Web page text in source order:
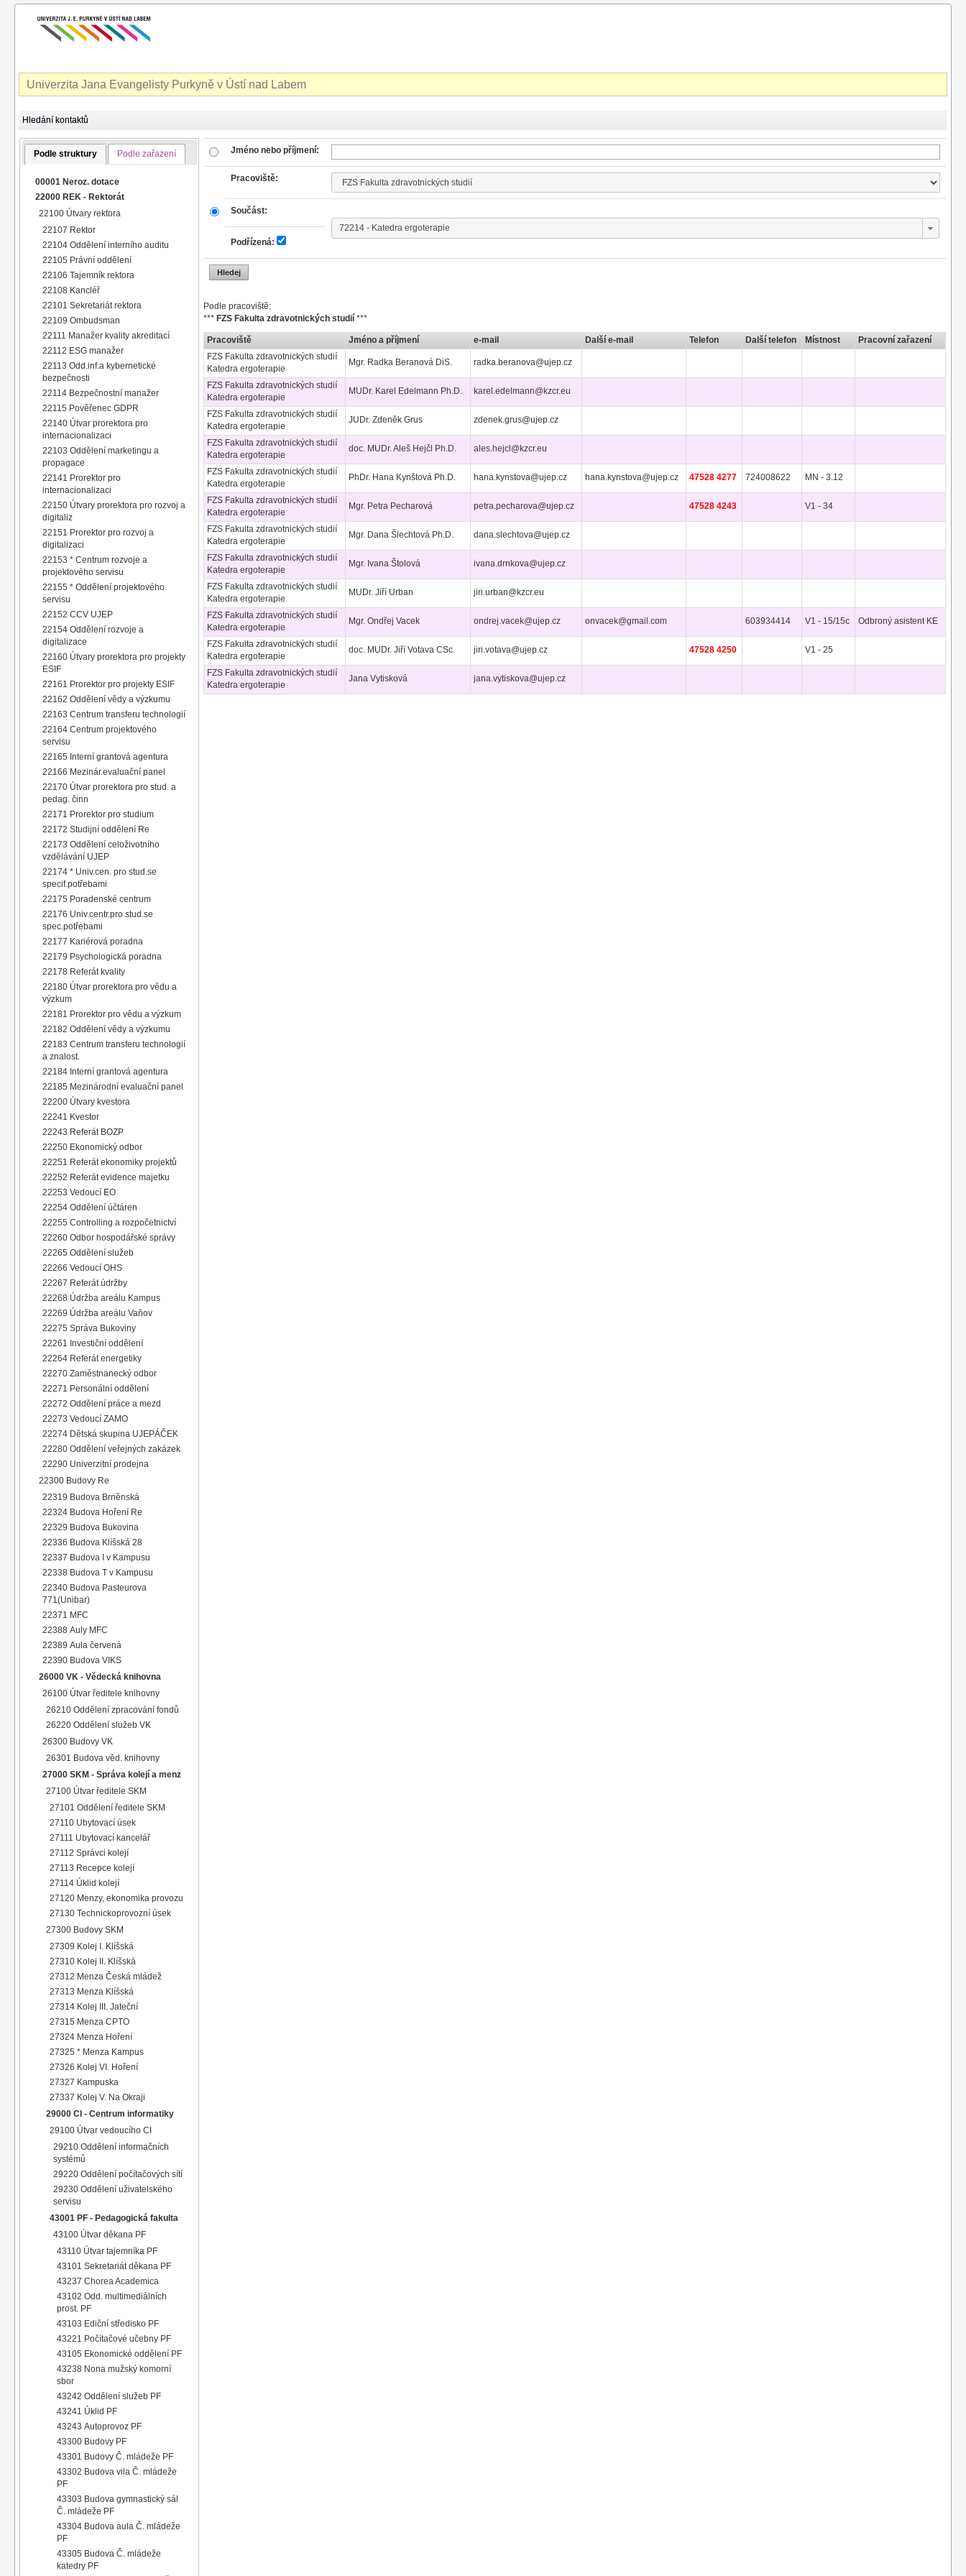
Univerzita Jana Evangelisty Purkyně v Ústí nad Labem
Hledání kontaktů
Podle struktury Podle zařazení
00001 Neroz. dotace
22000 REK - Rektorát
22100 Útvary rektora
22107 Rektor
22104 Oddělení interního auditu
22105 Právní oddělení
22106 Tajemník rektora
22108 Kancléř
22101 Sekretariát rektora
22109 Ombudsman
22111 Manažer kvality akreditací
22112 ESG manažer
22113 Odd.inf.a kybernetické
bezpečnosti
22114 Bezpečnostní manažer
22115 Pověřenec GDPR
22140 Útvar prorektora pro
internacionalizaci
22103 Oddělení marketingu a
propagace
22141 Prorektor pro
internacionalizaci
22150 Útvary prorektora pro rozvoj a
digitaliz
22151 Prorektor pro rozvoj a
digitalizaci
22153 * Centrum rozvoje a
projektového servisu
22155 * Oddělení projektového
servisu
22152 CCV UJEP
22154 Oddělení rozvoje a
digitalizace
22160 Útvary prorektora pro projekty
ESIF
22161 Prorektor pro projekty ESIF
22162 Oddělení vědy a výzkumu
22163 Centrum transferu technologií
22164 Centrum projektového
servisu
22165 Interní grantová agentura
22166 Mezinár.evaluační panel
22170 Útvar prorektora pro stud. a
pedag. činn
22171 Prorektor pro studium
22172 Studijní oddělení Re
22173 Oddělení celoživotního
vzdělávání UJEP
22174 * Univ.cen. pro stud.se
specif.potřebami
22175 Poradenské centrum
22176 Univ.centr.pro stud.se
spec.potřebami
22177 Kariérová poradna
22179 Psychologická poradna
22178 Referát kvality
22180 Útvar prorektora pro vědu a
výzkum
22181 Prorektor pro vědu a výzkum
22182 Oddělení vědy a výzkumu
22183 Centrum transferu technologií
a znalost.
22184 Interní grantová agentura
22185 Mezinárodní evaluační panel
22200 Útvary kvestora
22241 Kvestor
22243 Referát BOZP
22250 Ekonomický odbor
22251 Referát ekonomiky projektů
22252 Referát evidence majetku
22253 Vedoucí EO
22254 Oddělení účtáren
22255 Controlling a rozpočetnictví
22260 Odbor hospodářské správy
22265 Oddělení služeb
22266 Vedoucí OHS
22267 Referát údržby
22268 Údržba areálu Kampus
22269 Údržba areálu Vaňov
22275 Správa Bukoviny
22261 Investiční oddělení
22264 Referát energetiky
22270 Zaměstnanecký odbor
22271 Personální oddělení
22272 Oddělení práce a mezd
22273 Vedoucí ZAMO
22274 Dětská skupina UJEPÁČEK
22280 Oddělení veřejných zakázek
22290 Univerzitní prodejna
22300 Budovy Re
22319 Budova Brněnská
22324 Budova Hoření Re
22329 Budova Bukovina
22336 Budova Klíšská 28
22337 Budova I v Kampusu
22338 Budova T v Kampusu
22340 Budova Pasteurova
771(Unibar)
22371 MFC
22388 Auly MFC
22389 Aula červená
22390 Budova VIKS
26000 VK - Vědecká knihovna
26100 Útvar ředitele knihovny
26210 Oddělení zpracování fondů
26220 Oddělení služeb VK
26300 Budovy VK
26301 Budova věd. knihovny
27000 SKM - Správa kolejí a menz
27100 Útvar ředitele SKM
27101 Oddělení ředitele SKM
27110 Ubytovací úsek
27111 Ubytovací kancelář
27112 Správci kolejí
27113 Recepce kolejí
27114 Úklid kolejí
27120 Menzy, ekonomika provozu
27130 Technickoprovozní úsek
27300 Budovy SKM
27309 Kolej I. Klíšská
27310 Kolej II. Klíšská
27312 Menza Česká mládež
27313 Menza Klíšská
27314 Kolej III. Jateční
27315 Menza CPTO
27324 Menza Hoření
27325 * Menza Kampus
27326 Kolej VI. Hoření
27327 Kampuska
27337 Kolej V. Na Okraji
29000 CI - Centrum informatiky
29100 Útvar vedoucího CI
29210 Oddělení informačních
systémů
29220 Oddělení počítačových sítí
29230 Oddělení uživatelského
servisu
43001 PF - Pedagogická fakulta
43100 Útvar děkana PF
43110 Útvar tajemníka PF
43101 Sekretariát děkana PF
43237 Chorea Academica
43102 Odd. multimediálních
prost. PF
43103 Ediční středisko PF
43221 Počítačové učebny PF
43105 Ekonomické oddělení PF
43238 Nona mužský komorní
sbor
43242 Oddělení služeb PF
43241 Úklid PF
43243 Autoprovoz PF
43300 Budovy PF
43301 Budovy Č. mládeže PF
43302 Budova vila Č. mládeže
PF
43303 Budova gymnastický sál
Č. mládeže PF
43304 Budova aula Č. mládeže
PF
43305 Budova Č. mládeže
katedry PF
Jméno nebo příjmení:
Pracoviště:
Součást:
Podřízená:
Podle pracoviště:
*** FZS Fakulta zdravotnických studií ***
Pracoviště Jméno a příjmení e-mail Další e-mail Telefon Další telefon Místnost
Pracovní zařazení
FZS Fakulta zdravotnických studií
Katedra ergoterapie
Mgr. Radka Beranová DiS. radka.beranova@ujep.cz
FZS Fakulta zdravotnických studií
Katedra ergoterapie
MUDr. Karel Edelmann Ph.D. karel.edelmann@kzcr.eu
FZS Fakulta zdravotnických studií
Katedra ergoterapie
JUDr. Zdeněk Grus zdenek.grus@ujep.cz
FZS Fakulta zdravotnických studií
Katedra ergoterapie
doc. MUDr. Aleš Hejčl Ph.D. ales.hejcl@kzcr.eu
FZS Fakulta zdravotnických studií
Katedra ergoterapie
PhDr. Hana Kynštová Ph.D. hana.kynstova@ujep.cz hana.kynstova@ujep.cz 47528 4277 724008622 MN - 3.12
FZS Fakulta zdravotnických studií
Katedra ergoterapie
Mgr. Petra Pecharová petra.pecharova@ujep.cz 47528 4243 V1 - 34
FZS Fakulta zdravotnických studií
Katedra ergoterapie
Mgr. Dana Šlechtová Ph.D. dana.slechtova@ujep.cz
FZS Fakulta zdravotnických studií
Katedra ergoterapie
Mgr. Ivana Štolová ivana.drnkova@ujep.cz
FZS Fakulta zdravotnických studií
Katedra ergoterapie
MUDr. Jiří Urban jiri.urban@kzcr.eu
FZS Fakulta zdravotnických studií
Katedra ergoterapie
Mgr. Ondřej Vacek ondrej.vacek@ujep.cz onvacek@gmail.com 603934414 V1 - 15/15c Odbroný asistent KE
FZS Fakulta zdravotnických studií
Katedra ergoterapie
doc. MUDr. Jiří Votava CSc. jiri.votava@ujep.cz 47528 4250 V1 - 25
FZS Fakulta zdravotnických studií
Katedra ergoterapie
Jana Vytisková jana.vytiskova@ujep.cz